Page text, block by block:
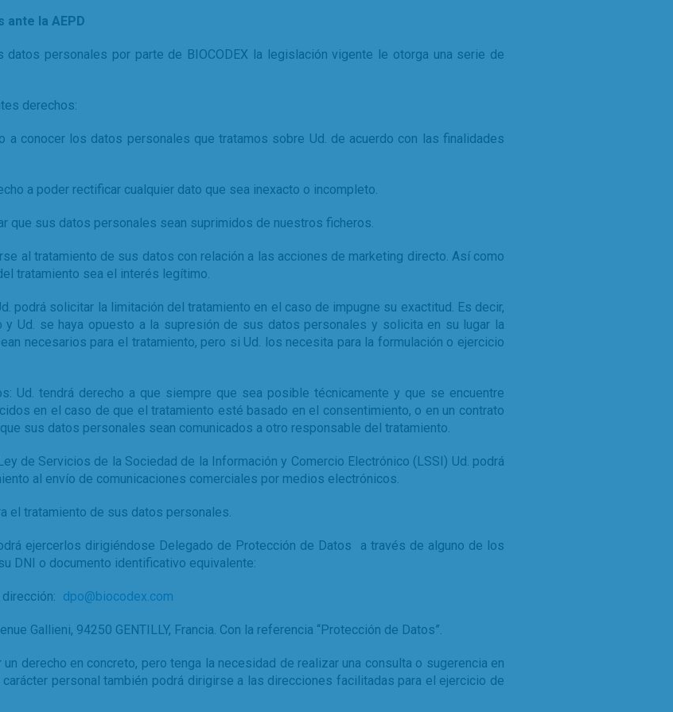
la AEPD
datos personales por parte de BIOCODEX la legislación vigente le otorga una serie de
derechos:
conocer los datos personales que tratamos sobre Ud. de acuerdo con las finalidades
a poder rectificar cualquier dato que sea inexacto o incompleto.
que sus datos personales sean suprimidos de nuestros ficheros.
al tratamiento de sus datos con relación a las acciones de marketing directo. Así como
tratamiento sea el interés legítimo.
podrá solicitar la limitación del tratamiento en el caso de impugne su exactitud. Es decir,
Ud. se haya opuesto a la supresión de sus datos personales y solicita en su lugar la
necesarios para el tratamiento, pero si Ud. los necesita para la formulación o ejercicio
tendrá derecho a que siempre que sea posible técnicamente y que se encuentre
en el caso de que el tratamiento esté basado en el consentimiento, o en un contrato
sus datos personales sean comunicados a otro responsable del tratamiento.
de Servicios de la Sociedad de la Información y Comercio Electrónico (LSSI) Ud. podrá
al envío de comunicaciones comerciales por medios electrónicos.
el tratamiento de sus datos personales.
ejercerlos dirigiéndose Delegado de Protección de Datos a través de alguno de los
DNI o documento identificativo equivalente:
dpo@biocodex.com
Gallieni, 94250 GENTILLY, Francia. Con la referencia “Protección de Datos”.
derecho en concreto, pero tenga la necesidad de realizar una consulta o sugerencia en
personal también podrá dirigirse a las direcciones facilitadas para el ejercicio de